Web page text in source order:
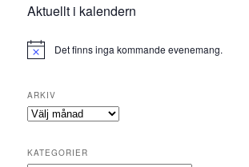
Aktuellt i kalendern
Det finns inga kommande evenemang.
ARKIV
Arkiv
KATEGORIER